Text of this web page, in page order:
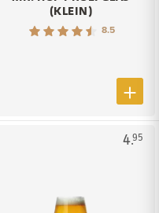
(KLEIN)
8.5
4.95